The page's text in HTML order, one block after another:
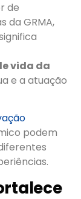
de
da GRMA,
vida da
e a atuação
podem